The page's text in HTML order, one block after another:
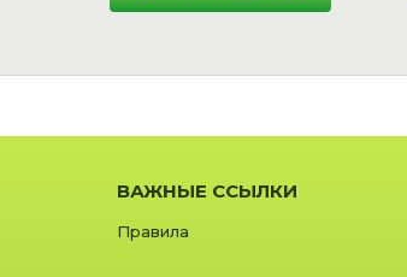
ВАЖНЫЕ ССЫЛКИ
Правила